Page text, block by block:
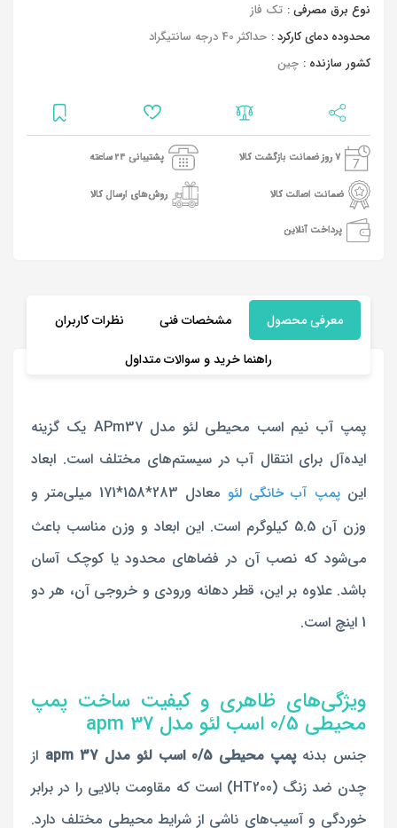
نوع برق مصرفی : تک فاز
محدوده دمای کارکرد : حداکثر 40 درجه سانتیگراد
کشور سازنده : چین
7 روز ضمانت بازگشت کالا پشتیبانی 24 ساعته
ضمانت اصالت کالا روش‌های ارسال کالا
پرداخت آنلاین
معرفی محصول مشخصات فنی نظرات کاربران
راهنما خرید و سوالات متداول
پمپ آب نیم اسب محیطی لئو مدل APm37 یک گزینه
ایده‌آل برای انتقال آب در سیستم‌های مختلف است. ابعاد
اینپمپ آب خانگی لئو
معادل 283*158*171 میلی‌متر و
وزن آن 5.5 کیلوگرم است. این ابعاد و وزن مناسب باعث
می‌شود که نصب آن در فضاهای محدود یا کوچک آسان
باشد. علاوه بر این، قطر دهانه ورودی و خروجی آن، هر دو
1 اینچ است.
ویژگی‌های ظاهری و کیفیت ساخت پمپ
محیطی 0/5 اسب لئو مدل apm 37
جنس بدنهپمپ محیطی 0/5 اسب لئو مدل apm 37
از
چدن ضد زن
گ (HT200) است که مقاومت بالایی را در برابر
خوردگی و آسیب‌های ناشی از شرایط محیطی مختلف دارد.